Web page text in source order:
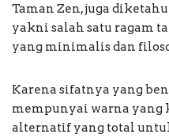
Taman Zen, juga
yakni salah satu ragam
yang minimalis dan
Karena sifatnya yang
mempunyai warna yang
alternatif yang total